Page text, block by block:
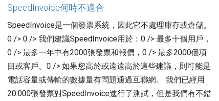
SpeedInvoice何時不適合
SpeedInvoice是一個發票系統，因此它不處理庫存或倉儲。
0 /> 0 /> 我們建議SpeedInvoice用於：0 /> 最多十個用戶，
0 /> 最多一年中有2000張發票和報價，0 /> 最多2000個項
目或客戶。0 /> 如果您高於或遠遠高於這些建議，則可能是
電話容量或傳輸的數據量有問題通過互聯網。 我們已經用
20.000張發票對SpeedInvoice進行了測試，但是我們有不錯